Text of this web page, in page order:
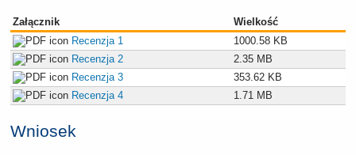
Załącznik
Wielkość
Recenzja 1
1000.58 KB
Recenzja 2
2.35 MB
Recenzja 3
353.62 KB
Recenzja 4
1.71 MB
Wniosek